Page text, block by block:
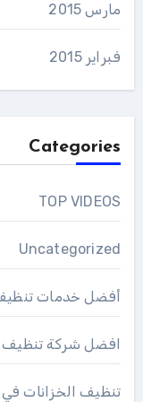
مارس 2015
فبراير 2015
Categories
TOP VIDEOS
Uncategorized
أفضل خدمات
افضل شركة تنظيف
تنظيف الخزانات